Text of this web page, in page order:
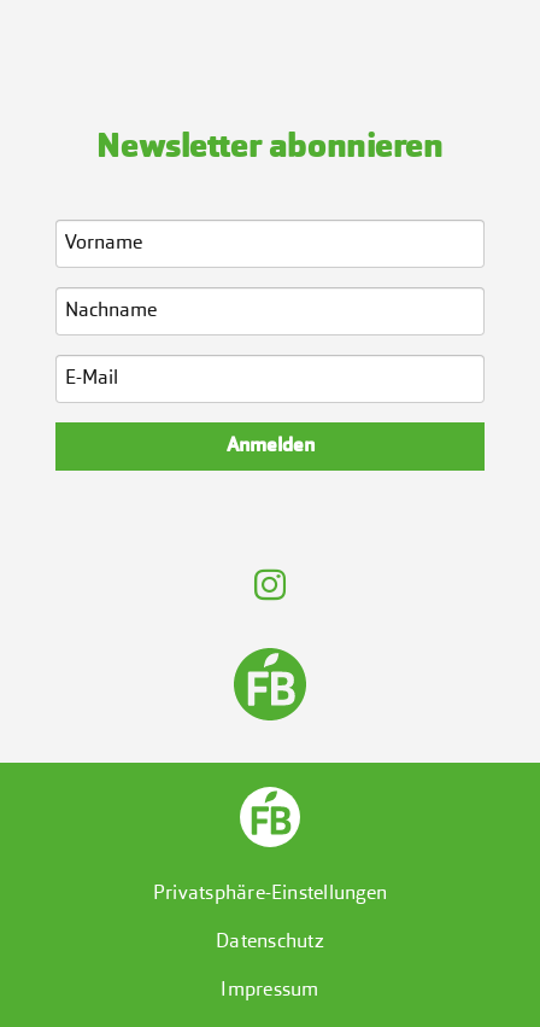
Newsletter abonnieren
Anmelden
Privatsphäre-Einstellungen
Datenschutz
Impressum